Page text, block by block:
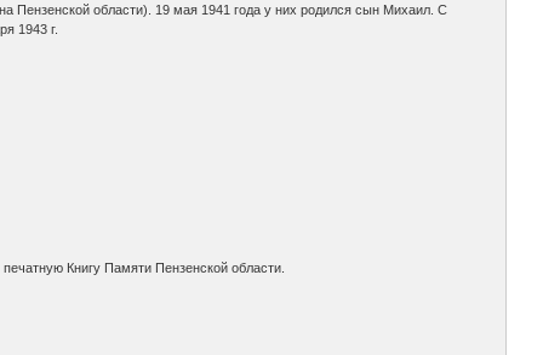
Пензенской области). 19 мая 1941 года у них родился сын Михаил. С
1943 г.
Книгу Памяти Пензенской области.